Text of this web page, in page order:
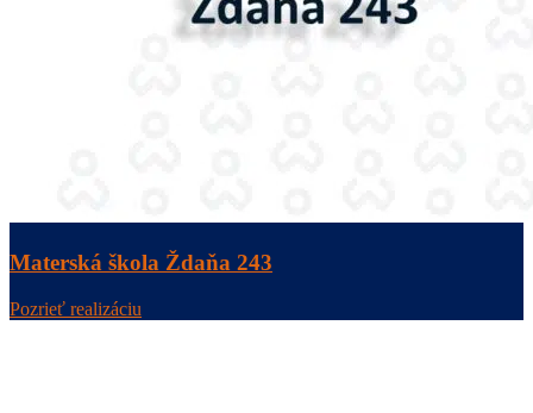
Materská škola Ždaňa 243
Pozrieť realizáciu